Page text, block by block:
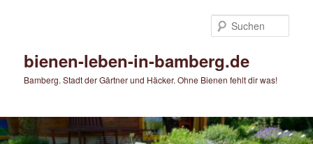
bienen-leben-in-bamberg.de
Bamberg. Stadt der Gärtner und Häcker. Ohne Bienen fehlt dir was!